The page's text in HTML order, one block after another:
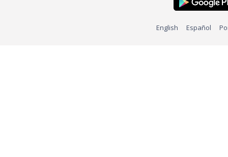
English Español